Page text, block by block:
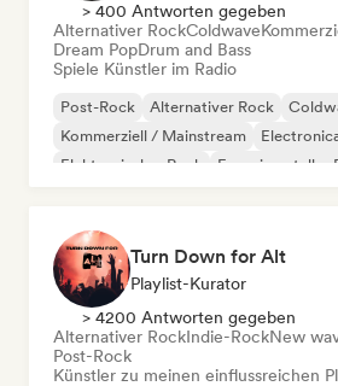
> 400 Antworten gegeben
Alternativer RockColdwave
Dream PopDrum and Bass
Spiele Künstler im Radio
Post-Rock Alternativer Rock
Kommerziell / Mainstream
Elektronischer Rock
Experimenteller
Turn Down for Alt
Playlist-Kurator
> 4200 Antworten gegeben
Alternativer RockIndie-RockNew
Post-Rock
Künstler zu meinen einflussreichen